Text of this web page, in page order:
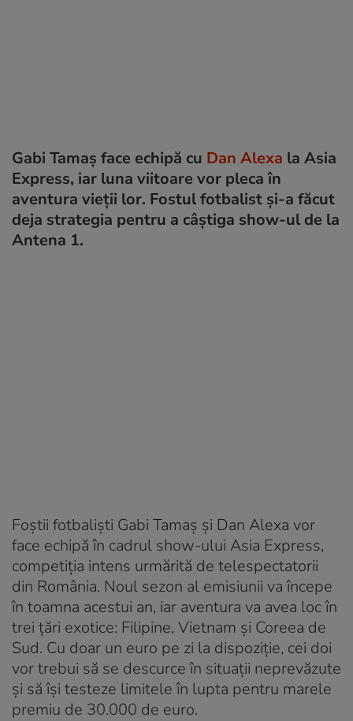
Gabi Tamaș face echipă cu Dan Alexa la Asia
Express, iar luna viitoare vor pleca în
aventura vieții lor. Fostul fotbalist și-a făcut
deja strategia pentru a câștiga show-ul de la
Antena 1.
Foștii fotbaliști Gabi Tamaș și Dan Alexa vor
face echipă în cadrul show-ului Asia Express,
competiția intens urmărită de telespectatorii
din România. Noul sezon al emisiunii va începe
în toamna acestui an, iar aventura va avea loc în
trei țări exotice: Filipine, Vietnam și Coreea de
Sud. Cu doar un euro pe zi la dispoziție, cei doi
vor trebui să se descurce în situații neprevăzute
și să își testeze limitele în lupta pentru marele
premiu de 30.000 de euro.